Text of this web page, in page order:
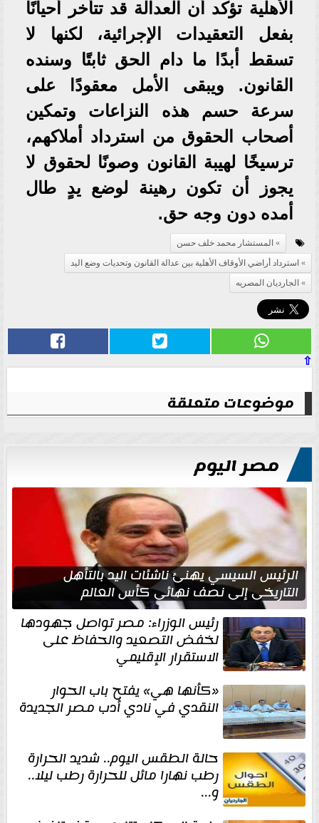
الأهلية تؤكد أن العدالة قد تتأخر أحيانًا
بفعل التعقيدات الإجرائية، لكنها لا
تسقط أبدًا ما دام الحق ثابتًا وسنده
القانون. ويبقى الأمل معقودًا على
سرعة حسم هذه النزاعات وتمكين
أصحاب الحقوق من استرداد أملاكهم،
ترسيخًا لهيبة القانون وصونًا لحقوق لا
يجوز أن تكون رهينة لوضع يدٍ طال
أمده دون وجه حق.
المستشار محمد خلف حسن
استرداد أراضي الأوقاف الأهلية بين عدالة القانون وتحديات وضع اليد
الجارديان المصريه
⇧
موضوعات متعلقة
مصر اليوم
الرئيس السيسي يهنئ ناشئات اليد بالتأهل
التاريخي إلى نصف نهائي كأس العالم
رئيس الوزراء: مصر تواصل جهودها
لخفض التصعيد والحفاظ على
الاستقرار الإقليمي
«كأنها هي» يفتح باب الحوار
النقدي في نادي أدب مصر الجديدة
حالة الطقس اليوم.. شديد الحرارة
رطب نهارا مائل للحرارة رطب ليلا..
و...